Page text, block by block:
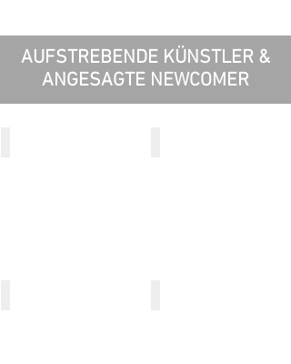
AUFSTREBENDE KÜNSTLER &
ANGESAGTE NEWCOMER